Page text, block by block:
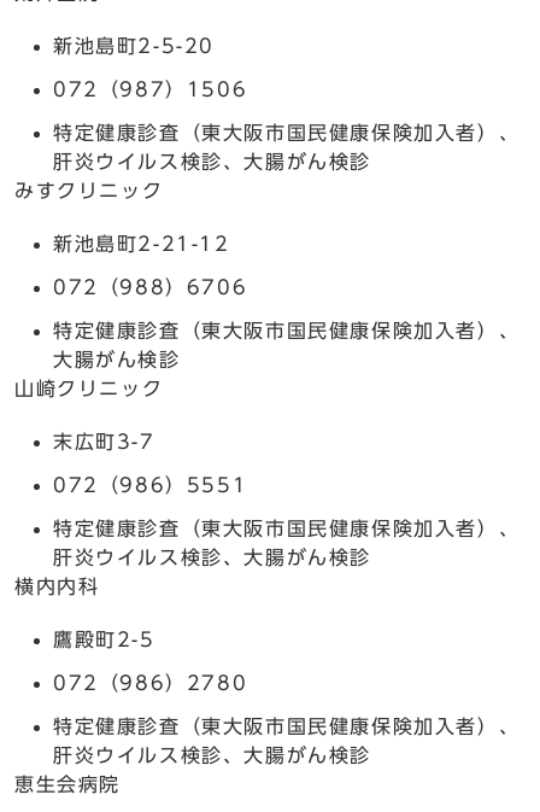
新池島町2-5-20
072（987）1506
特定健康診査（東大阪市国民健康保険加入者）、
肝炎ウイルス検診、大腸がん検診
みすクリニック
新池島町2-21-12
072（988）6706
特定健康診査（東大阪市国民健康保険加入者）、
大腸がん検診
山崎クリニック
末広町3-7
072（986）5551
特定健康診査（東大阪市国民健康保険加入者）、
肝炎ウイルス検診、大腸がん検診
横内内科
鷹殿町2-5
072（986）2780
特定健康診査（東大阪市国民健康保険加入者）、
肝炎ウイルス検診、大腸がん検診
恵生会病院